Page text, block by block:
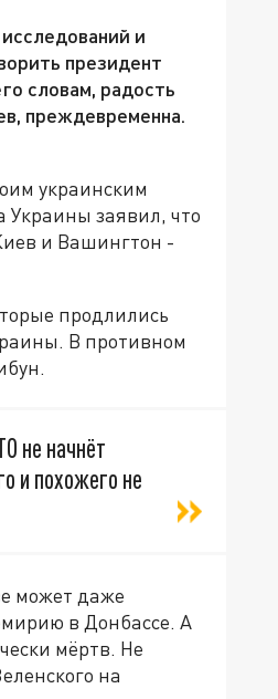
и
президент
словам, радость
преждевременна.
украинским
Украины заявил, что
и Вашингтон -
продлились
В противном
не начнёт
и похожего не
может даже
в Донбассе. А
мёртв. Не
на